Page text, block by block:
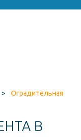
>
Оградительная
В